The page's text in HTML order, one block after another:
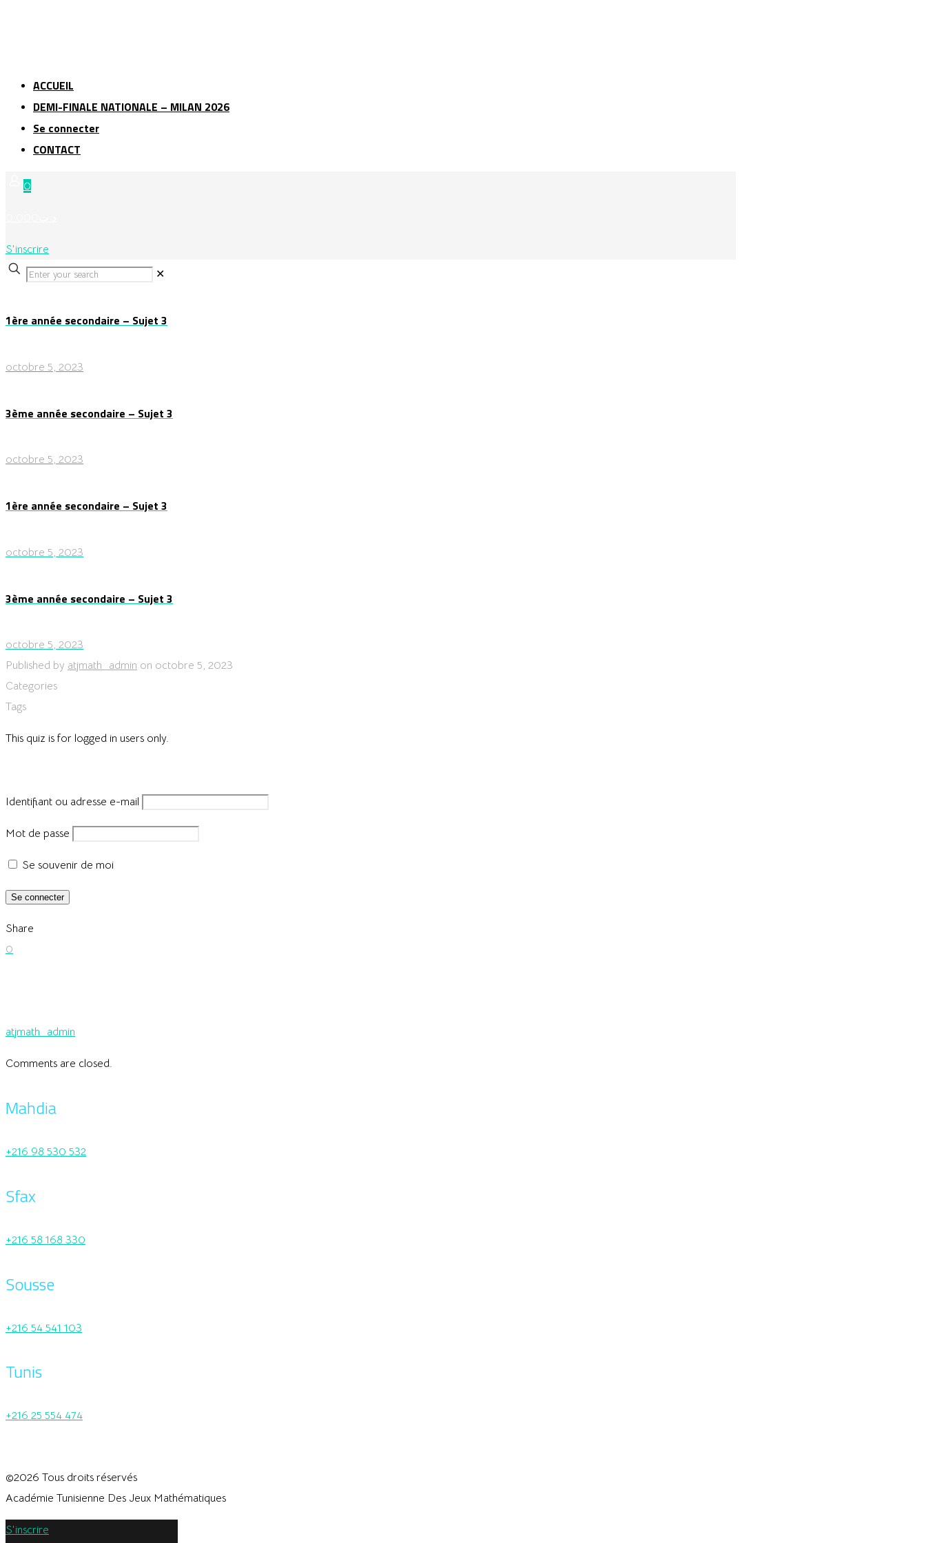
ACCUEIL
DEMI-FINALE NATIONALE – MILAN 2026
Se connecter
CONTACT
0
S'inscrire
✕
1ère année secondaire – Sujet 3
octobre 5, 2023
3ème année secondaire – Sujet 3
octobre 5, 2023
1ère année secondaire – Sujet 3
octobre 5, 2023
3ème année secondaire – Sujet 3
octobre 5, 2023
Published by atjmath_admin on octobre 5, 2023
Categories
Tags
This quiz is for logged in users only.
Identifiant ou adresse e-mail
Mot de passe
Se souvenir de moi
Share
0
atjmath_admin
Comments are closed.
Mahdia
+216 98 530 532
Sfax
+216 58 168 330
Sousse
+216 54 541 103
Tunis
+216 25 554 474
©2026 Tous droits réservés
Académie Tunisienne Des Jeux Mathématiques
S'inscrire